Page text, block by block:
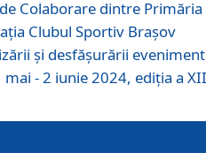
Colaborare dintre Primăria
Clubul Sportiv Brașov
și desfășurării
- 2 iunie 2024, ediția a